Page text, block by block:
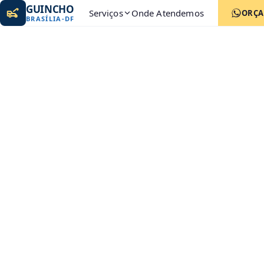
GUINCHO
BRASÍLIA-DF Serviços Onde Atendemos